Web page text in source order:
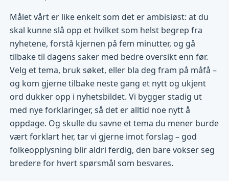
Målet vårt er like enkelt som det er ambisiøst: at du
skal kunne slå opp et hvilket som helst begrep fra
nyhetene, forstå kjernen på fem minutter, og gå
tilbake til dagens saker med bedre oversikt enn før.
Velg et tema, bruk søket, eller bla deg fram på måfå –
og kom gjerne tilbake neste gang et nytt og ukjent
ord dukker opp i nyhetsbildet. Vi bygger stadig ut
med nye forklaringer, så det er alltid noe nytt å
oppdage. Og skulle du savne et tema du mener burde
vært forklart her, tar vi gjerne imot forslag – god
folkeopplysning blir aldri ferdig, den bare vokser seg
bredere for hvert spørsmål som besvares.